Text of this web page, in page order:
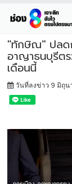
"ทักษิณ" ปลด
อาญาธนบุรีต
เดือนนี้
วันที่ลงข่าว 9 มิถุน